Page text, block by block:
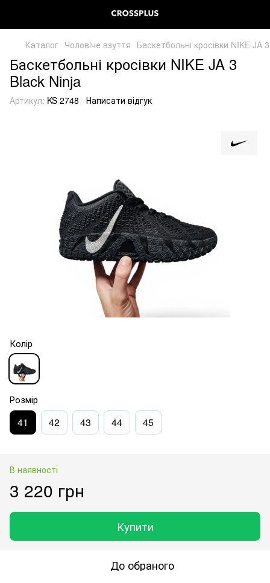
Каталог Чоловiче взуття Баскетбольні кросівки NIKE JA
Баскетбольні кросівки NIKE JA 3
Black Ninja
Артикул: KS 2748 Написати відгук
Колір
Розмір
41 42 43 44 45
В наявності
3 220 грн
Купити
До обраного